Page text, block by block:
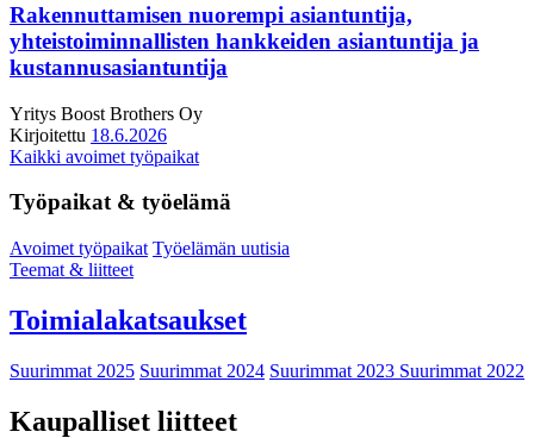
Rakennuttamisen nuorempi asiantuntija,
yhteistoiminnallisten hankkeiden asiantuntija ja
kustannusasiantuntija
Yritys Boost Brothers Oy
Kirjoitettu 18.6.2026
Kaikki avoimet työpaikat
Työpaikat & työelämä
Avoimet työpaikat Työelämän uutisia
Teemat & liitteet
Toimialakatsaukset
Suurimmat 2025 Suurimmat 2024 Suurimmat 2023 Suurimmat 2022
Kaupalliset liitteet